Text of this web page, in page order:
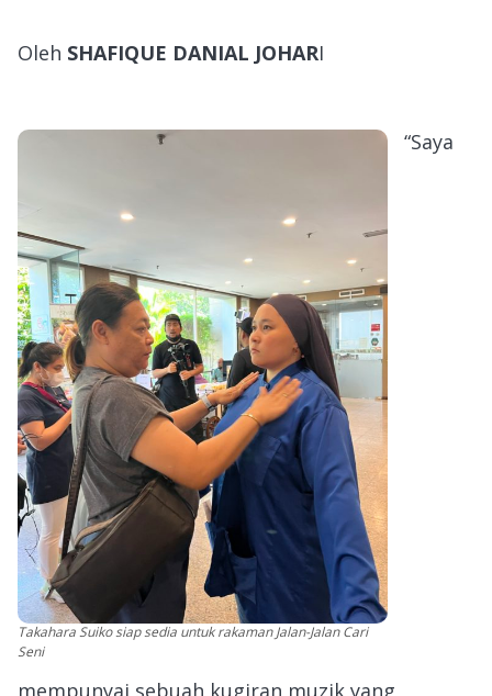
Oleh SHAFIQUE DANIAL JOHARI
Takahara Suiko siap sedia untuk rakaman Jalan-Jalan Cari
Seni
“Saya
mempunyai sebuah kugiran muzik yang